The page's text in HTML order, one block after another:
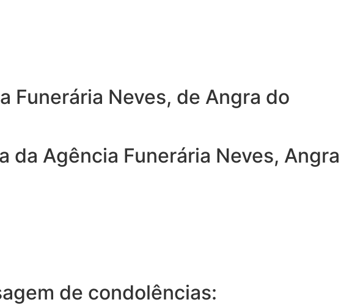
Funerária Neves, de Angra do
da Agência Funerária Neves, Angra
de condolências: